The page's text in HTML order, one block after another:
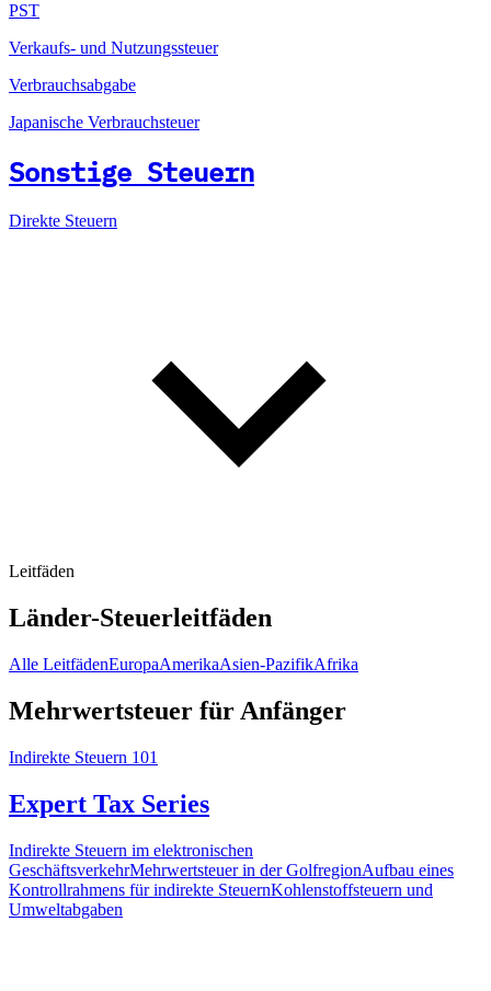
PST
Verkaufs- und Nutzungssteuer
Verbrauchsabgabe
Japanische Verbrauchsteuer
Sonstige Steuern
Direkte Steuern
Leitfäden
Länder-Steuerleitfäden
Alle LeitfädenEuropaAmerikaAsien-PazifikAfrika
Mehrwertsteuer für Anfänger
Indirekte Steuern 101
Expert Tax Series
Indirekte Steuern im elektronischen
GeschäftsverkehrMehrwertsteuer in der GolfregionAufbau eines
Kontrollrahmens für indirekte SteuernKohlenstoffsteuern und
Umweltabgaben